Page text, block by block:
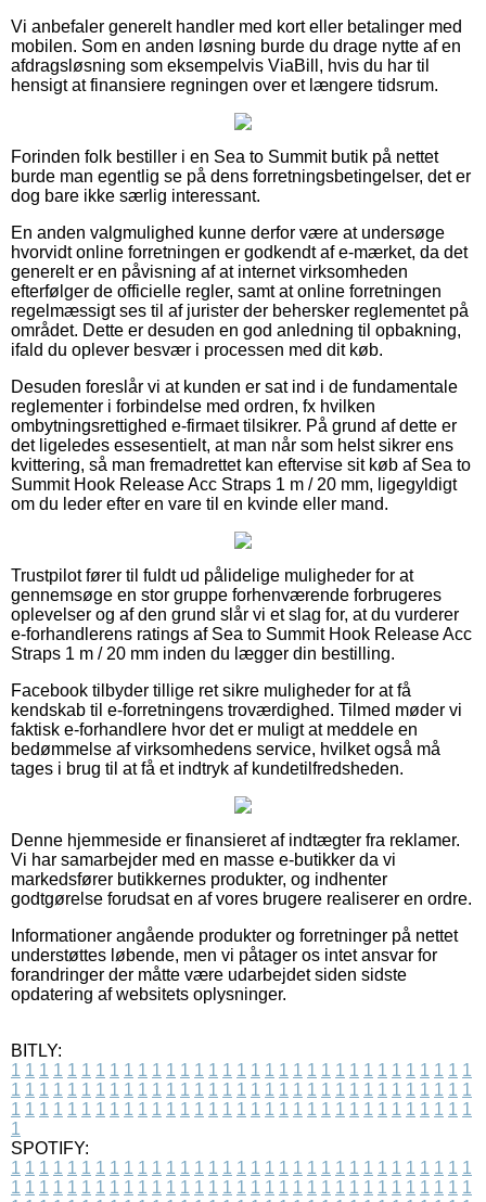
Vi anbefaler generelt handler med kort eller betalinger med
mobilen. Som en anden løsning burde du drage nytte af en
afdragsløsning som eksempelvis ViaBill, hvis du har til
hensigt at finansiere regningen over et længere tidsrum.
Forinden folk bestiller i en Sea to Summit butik på nettet
burde man egentlig se på dens forretningsbetingelser, det er
dog bare ikke særlig interessant.
En anden valgmulighed kunne derfor være at undersøge
hvorvidt online forretningen er godkendt af e-mærket, da det
generelt er en påvisning af at internet virksomheden
efterfølger de officielle regler, samt at online forretningen
regelmæssigt ses til af jurister der behersker reglementet på
området. Dette er desuden en god anledning til opbakning,
ifald du oplever besvær i processen med dit køb.
Desuden foreslår vi at kunden er sat ind i de fundamentale
reglementer i forbindelse med ordren, fx hvilken
ombytningsrettighed e-firmaet tilsikrer. På grund af dette er
det ligeledes essesentielt, at man når som helst sikrer ens
kvittering, så man fremadrettet kan eftervise sit køb af Sea to
Summit Hook Release Acc Straps 1 m / 20 mm, ligegyldigt
om du leder efter en vare til en kvinde eller mand.
Trustpilot fører til fuldt ud pålidelige muligheder for at
gennemsøge en stor gruppe forhenværende forbrugeres
oplevelser og af den grund slår vi et slag for, at du vurderer
e-forhandlerens ratings af Sea to Summit Hook Release Acc
Straps 1 m / 20 mm inden du lægger din bestilling.
Facebook tilbyder tillige ret sikre muligheder for at få
kendskab til e-forretningens troværdighed. Tilmed møder vi
faktisk e-forhandlere hvor det er muligt at meddele en
bedømmelse af virksomhedens service, hvilket også må
tages i brug til at få et indtryk af kundetilfredsheden.
Denne hjemmeside er finansieret af indtægter fra reklamer.
Vi har samarbejder med en masse e-butikker da vi
markedsfører butikkernes produkter, og indhenter
godtgørelse forudsat en af vores brugere realiserer en ordre.
Informationer angående produkter og forretninger på nettet
understøttes løbende, men vi påtager os intet ansvar for
forandringer der måtte være udarbejdet siden sidste
opdatering af websitets oplysninger.
BITLY:
1 1 1 1 1 1 1 1 1 1 1 1 1 1 1 1 1 1 1 1 1 1 1 1 1 1 1 1 1 1 1 1 1
1 1 1 1 1 1 1 1 1 1 1 1 1 1 1 1 1 1 1 1 1 1 1 1 1 1 1 1 1 1 1 1 1
1 1 1 1 1 1 1 1 1 1 1 1 1 1 1 1 1 1 1 1 1 1 1 1 1 1 1 1 1 1 1 1 1
1
SPOTIFY:
1 1 1 1 1 1 1 1 1 1 1 1 1 1 1 1 1 1 1 1 1 1 1 1 1 1 1 1 1 1 1 1 1
1 1 1 1 1 1 1 1 1 1 1 1 1 1 1 1 1 1 1 1 1 1 1 1 1 1 1 1 1 1 1 1 1